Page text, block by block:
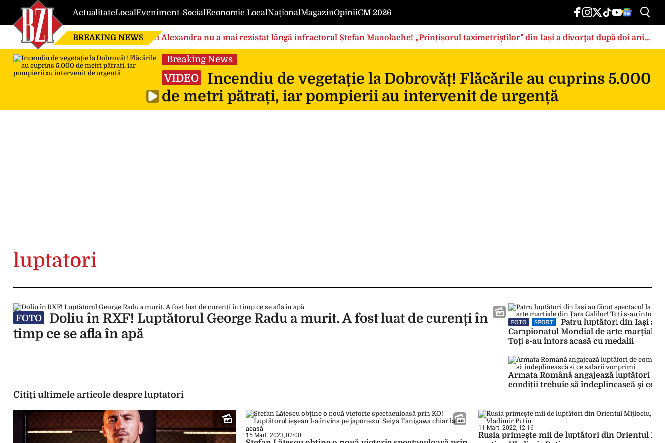
ActualitateLocalEveniment-SocialEconomic LocalNaționalMagazinOpiniiCM 2026
BREAKING NEWS Nici Alexandra nu a mai rezistat lângă infractorul Ștefan Manolache! „Prințișorul taximetriștilor” din Iași a divorţat după doi ani
de căsnicie
Breaking News
VIDEO
Incendiu de vegetație la Dobrovăț! Flăcările au cuprins 5.000
de metri pătrați, iar pompierii au intervenit de urgență
luptatori
FOTO
Doliu în RXF! Luptătorul George Radu a murit. A fost luat de curenți în
timp ce se afla în apă
FOTO SPORT
Patru luptători din Iași au
Campionatul Mondial de arte marțiale
Toți s-au întors acasă cu medalii
Armata Română angajează luptători de
condiții trebuie să îndeplinească și ce
Citiți ultimele articole despre luptatori
15 Mart. 2023, 02:00
11 Mart. 2022, 12:16
Rusia primește mii de luptători din Orientul